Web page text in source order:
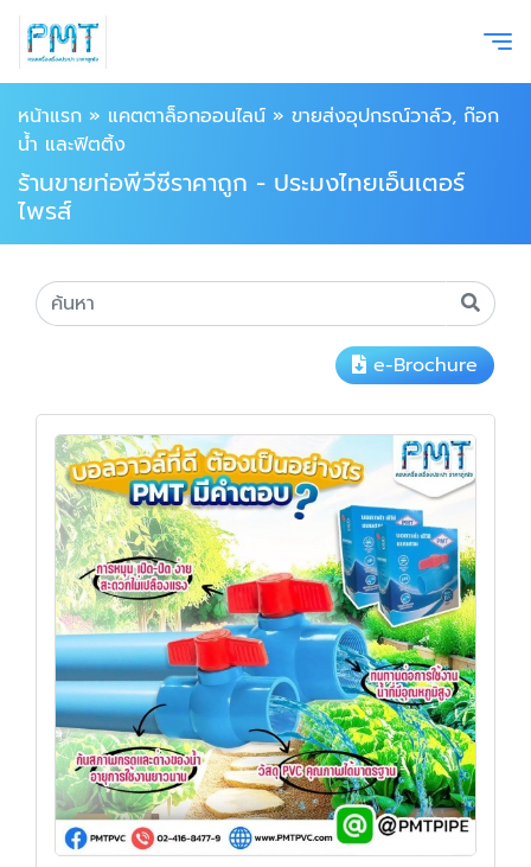
หน้าแรก » แคตตาล็อกออนไลน์ » ขายส่งอุปกรณ์วาล์ว, ก๊อก
น้ำ และฟิตติ้ง
ร้านขายท่อพีวีซีราคาถูก - ประมงไทยเอ็นเตอร์
ไพรส์
e-Brochure